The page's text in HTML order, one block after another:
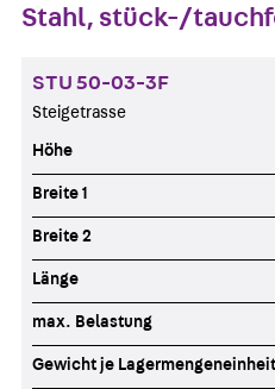
Stahl, stück-/
STU 50-03-3F
Steigetrasse
Höhe
Breite 1
Breite 2
Länge
max. Belastung
Gewicht je Lagermengeneinheit